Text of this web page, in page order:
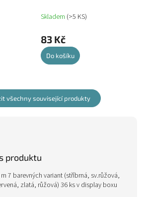
Skladem (>5 KS)
83 Kč
Do košíku
všechny související produkty
produktu
7 barevných variant (stříbrná, sv.růžová,
zlatá, růžová) 36 ks v display boxu